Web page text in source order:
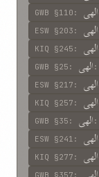
GWB §110 : الهی
ESW §203 : الهی
KIQ §245 : الهی
GWB §25 : الهی :
ESW §217 : الهی
KIQ §257 : الهی
GWB §35 : الهی :
ESW §241 : الهی
KIQ §277 : الهی
GWB §357 :